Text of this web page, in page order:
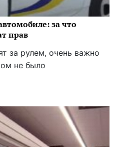
за что
прав
за рулем, очень важно
не было